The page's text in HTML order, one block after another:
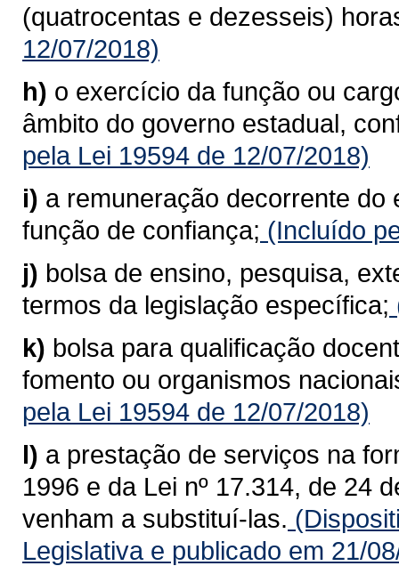
(quatrocentas e dezesseis)
12/07/2018)
h) o exercício da função ou
âmbito do governo estadual,
pela Lei 19594 de 12/07/2018)
i) a remuneração decorrente
função de confiança; (Incluído
j) bolsa de ensino, pesquisa,
termos da legislação específica;
k) bolsa para qualificação
fomento ou organismos
pela Lei 19594 de 12/07/2018)
l) a prestação de serviços na
1996 e da Lei nº 17.314, de 24
venham a substituí-las.
Legislativa e publicado em 21/